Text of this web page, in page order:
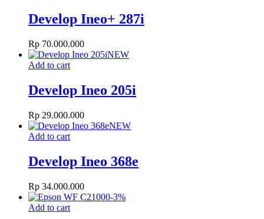
Develop Ineo+ 287i
Rp 70.000.000
NEW
Add to cart
Develop Ineo 205i
Rp 29.000.000
NEW
Add to cart
Develop Ineo 368e
Rp 34.000.000
-3%
Add to cart